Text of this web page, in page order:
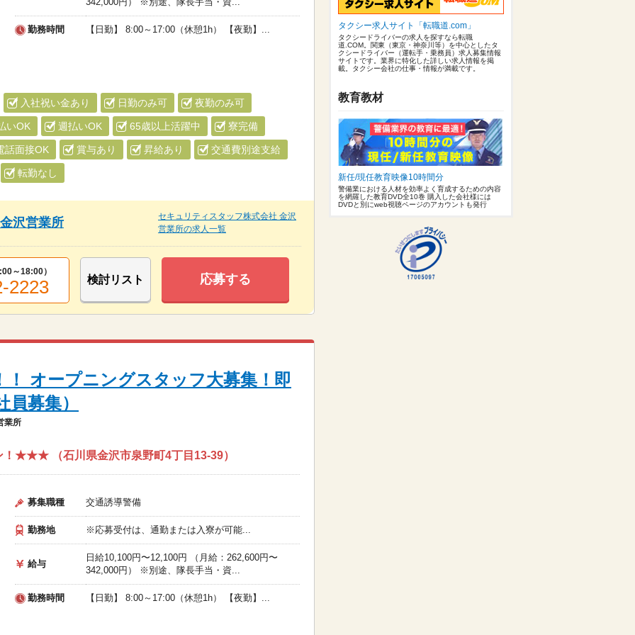
勤務時間 【日勤】 8:00～17:00（休憩1h） 【夜勤】...
入社祝い金あり 日勤のみ可 夜勤のみ可
いOK 週払いOK 65歳以上活躍中 寮完備
話面接OK 賞与あり 昇給あり 交通費別途支給
転勤なし
沢営業所
セキュリティスタッフ株式会社 金沢
営業所の求人一覧
～18:00）
2223 検討リスト 応募する
！ オープニングスタッフ大募集！即
募集）
業所
★★★ （石川県金沢市泉野町4丁目13-39）
募集職種 交通誘導警備
勤務地 ※応募受付は、通勤または入寮が可能...
給与
日給10,100円〜12,100円 （月給：262,600円〜
342,000円） ※別途、隊長手当・資...
勤務時間 【日勤】 8:00～17:00（休憩1h） 【夜勤】...
タクシー求人サイト「転職道.com」
タクシードライバーの求人を探すなら転職
道.COM。関東（東京・神奈川等）を中心としたタ
クシードライバー（運転手・乗務員）求人募集情報
サイトです。業界に特化した詳しい求人情報を掲
載。タクシー会社の仕事・情報が満載です。
教育教材
新任/現任教育映像10時間分
警備業における人材を効率よく育成するための内容
を網羅した教育DVD全10巻 購入した会社様には
DVDと別にweb視聴ページのアカウントも発行